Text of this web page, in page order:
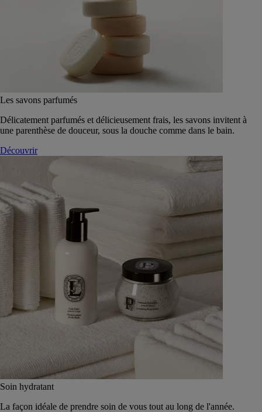
Les savons parfumés
Délicatement parfumés et délicieusement frais, les savons invitent à
une parenthèse de douceur, sous la douche comme dans le bain.
Découvrir
Soin hydratant
La façon idéale de prendre soin de vous tout au long de l'année.